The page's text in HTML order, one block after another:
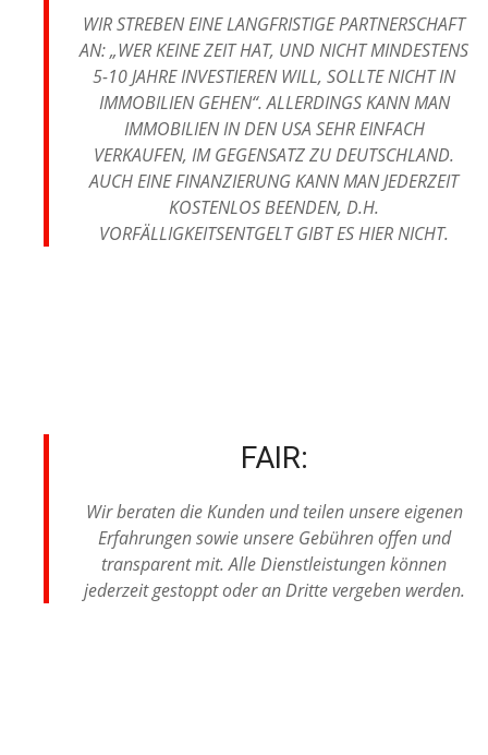
WIR STREBEN EINE LANGFRISTIGE PARTNERSCHAFT
AN: „WER KEINE ZEIT HAT, UND NICHT MINDESTENS
5-10 JAHRE INVESTIEREN WILL, SOLLTE NICHT IN
IMMOBILIEN GEHEN“. ALLERDINGS KANN MAN
IMMOBILIEN IN DEN USA SEHR EINFACH
VERKAUFEN, IM GEGENSATZ ZU DEUTSCHLAND.
AUCH EINE FINANZIERUNG KANN MAN JEDERZEIT
KOSTENLOS BEENDEN, D.H.
VORFÄLLIGKEITSENTGELT GIBT ES HIER NICHT.
FAIR:
Wir beraten die Kunden und teilen unsere eigenen
Erfahrungen sowie unsere Gebühren offen und
transparent mit. Alle Dienstleistungen können
jederzeit gestoppt oder an Dritte vergeben werden.